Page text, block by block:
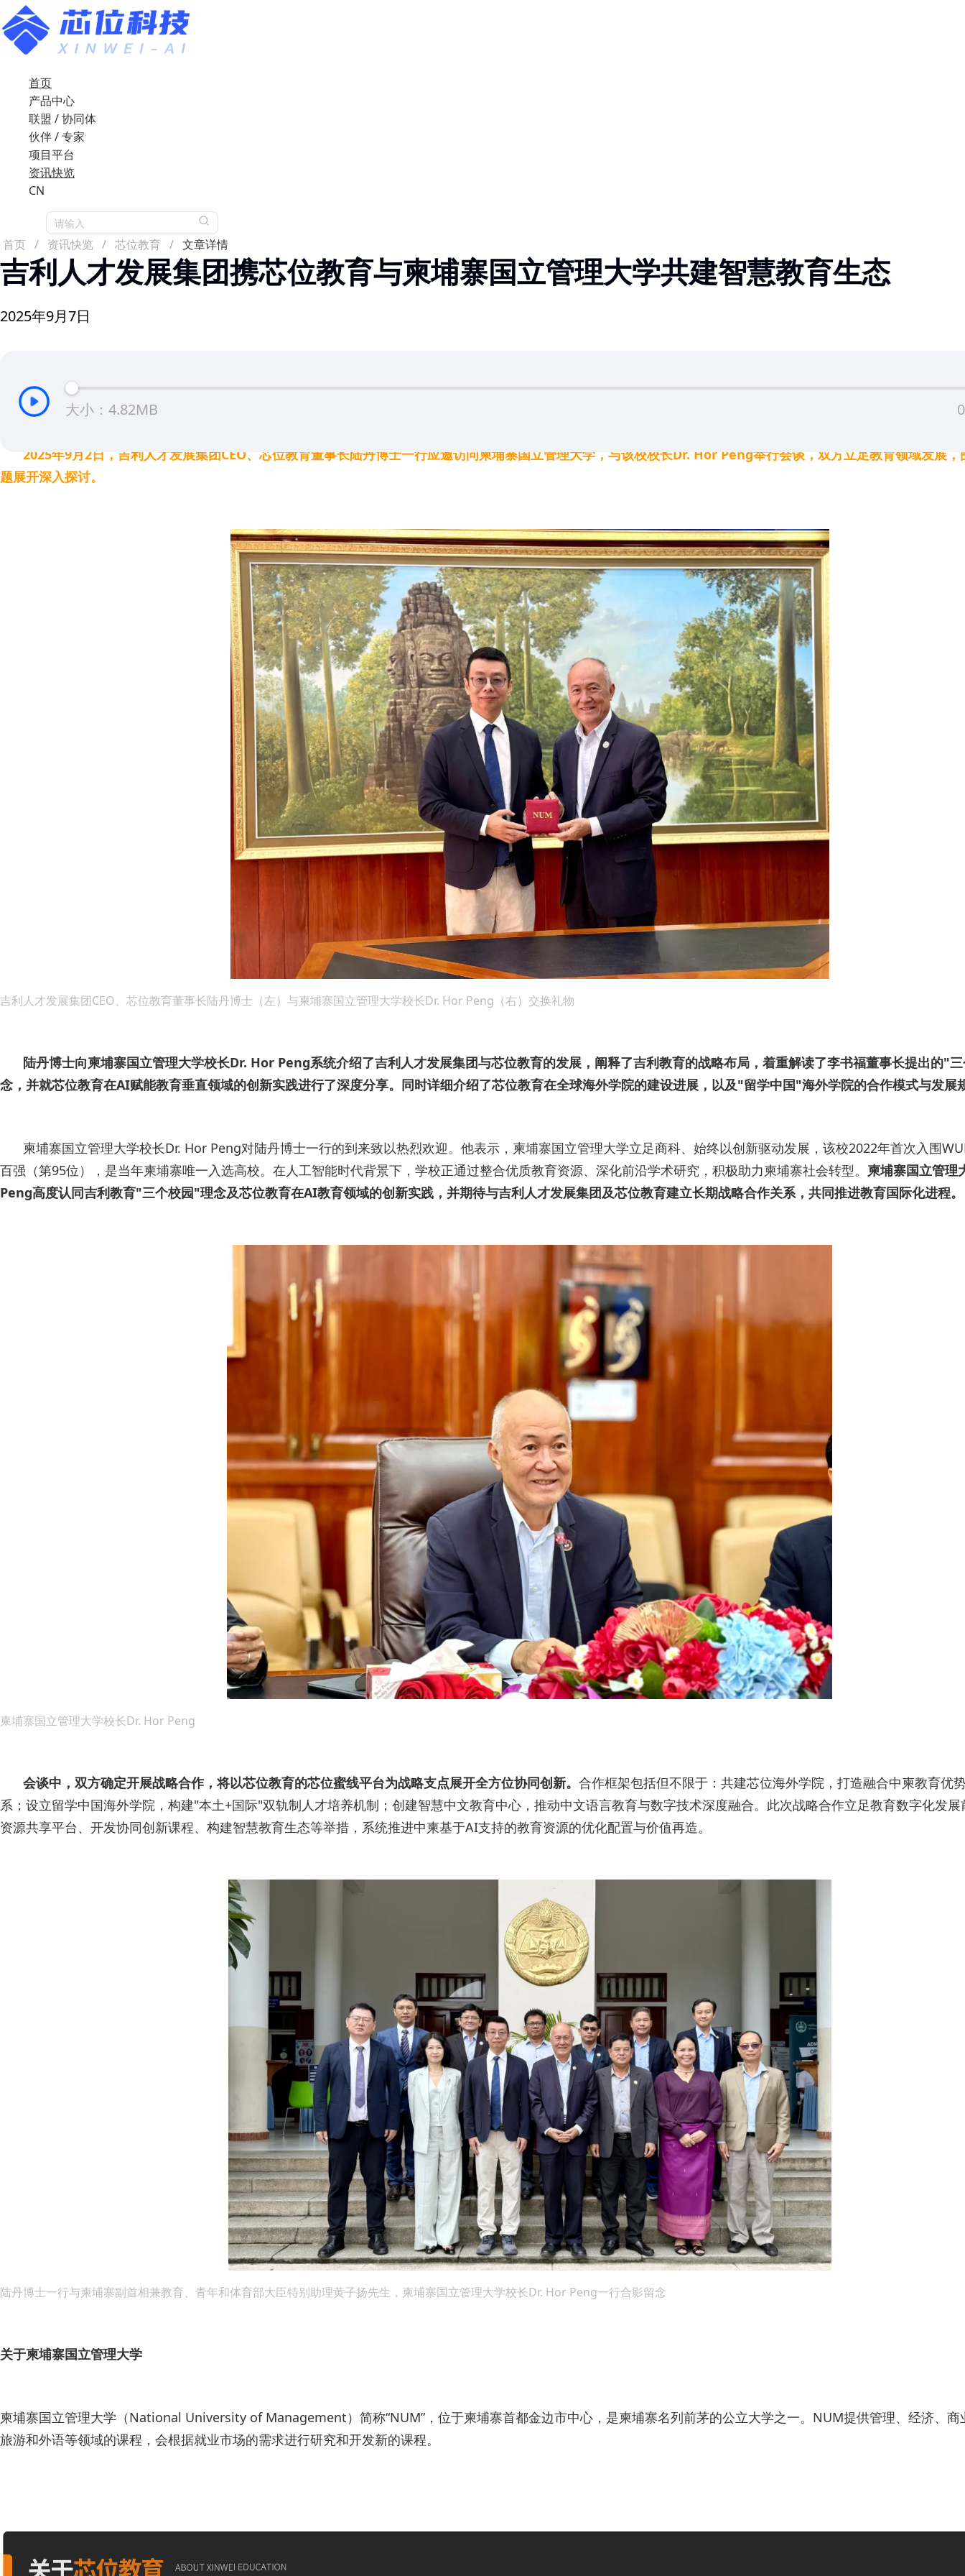
首页
产品中心
联盟 / 协同体
伙伴 / 专家
项目平台
资讯快览
CN
请输入
首页 / 资讯快览 / 芯位教育 / 文章详情
吉利人才发展集团携芯位教育与柬埔寨国立管理大学共建智慧教育生态
2025年9月7日
大小：4.82MB
2025年9月2日，吉利人才发展集团CEO、芯位教育董事长陆丹博士一行应邀访问柬埔寨国立管理大学，与该校校长Dr. Hor Peng举行会谈，双方立足教育领域发展，
题展开深入探讨。
吉利人才发展集团CEO、芯位教育董事长陆丹博士（左）与柬埔寨国立管理大学校长Dr. Hor Peng（右）交换礼物
陆丹博士向柬埔寨国立管理大学校长Dr. Hor Peng系统介绍了吉利人才发展集团与芯位教育的发展，阐释了吉利教育的战略布局，着重解读了李书福董事长提出的"
念，并就芯位教育在AI赋能教育垂直领域的创新实践进行了深度分享。同时详细介绍了芯位教育在全球海外学院的建设进展，以及"留学中国"海外学院的合作模式与发展
柬埔寨国立管理大学校长Dr. Hor Peng对陆丹博士一行的到来致以热烈欢迎。他表示，柬埔寨国立管理大学立足商科、始终以创新驱动发展，该校2022年首次入围
百强（第95位），是当年柬埔寨唯一入选高校。在人工智能时代背景下，学校正通过整合优质教育资源、深化前沿学术研究，积极助力柬埔寨社会转型。 柬埔寨国立管理
Peng高度认同吉利教育"三个校园"理念及芯位教育在AI教育领域的创新实践，并期待与吉利人才发展集团及芯位教育建立长期战略合作关系，共同推进教育国际化进程。
柬埔寨国立管理大学校长Dr. Hor Peng
会谈中，双方确定开展战略合作，将以芯位教育的芯位蜜线平台为战略支点展开全方位协同创新。 合作框架包括但不限于：共建芯位海外学院，打造融合中柬教育优
系；设立留学中国海外学院，构建"本土+国际"双轨制人才培养机制；创建智慧中文教育中心，推动中文语言教育与数字技术深度融合。此次战略合作立足教育数字化发
资源共享平台、开发协同创新课程、构建智慧教育生态等举措，系统推进中柬基于AI支持的教育资源的优化配置与价值再造。
陆丹博士一行与柬埔寨副首相兼教育、青年和体育部大臣特别助理黄子扬先生，柬埔寨国立管理大学校长Dr. Hor Peng一行合影留念
关于柬埔寨国立管理大学
柬埔寨国立管理大学（National University of Management）简称“NUM”，位于柬埔寨首都金边市中心，是柬埔寨名列前茅的公立大学之一。NUM提供管理、经济、商
旅游和外语等领域的课程，会根据就业市场的需求进行研究和开发新的课程。